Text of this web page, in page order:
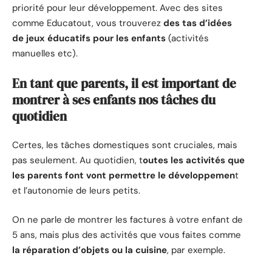
priorité pour leur développement. Avec des sites
comme Educatout, vous trouverez des tas d’idées
de jeux éducatifs pour les enfants (activités
manuelles etc).
En tant que parents, il est important de
montrer à ses enfants nos tâches du
quotidien
Certes, les tâches domestiques sont cruciales, mais
pas seulement. Au quotidien, toutes les activités que
les parents font vont permettre le développement
et l’autonomie de leurs petits.
On ne parle de montrer les factures à votre enfant de
5 ans, mais plus des activités que vous faites comme
la réparation d’objets ou la cuisine, par exemple.